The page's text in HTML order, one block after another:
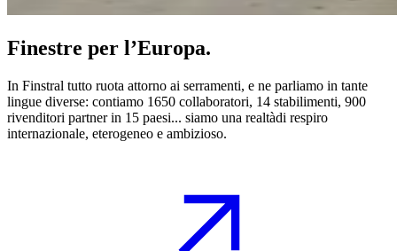
Finestre per l’Europa.
In Finstral tutto ruota attorno ai serramenti, e ne parliamo in tante
lingue diverse: contiamo 1650 collaboratori, 14 stabilimenti, 900
rivenditori partner in 15 paesi... siamo una realtàdi respiro
internazionale, eterogeneo e ambizioso.